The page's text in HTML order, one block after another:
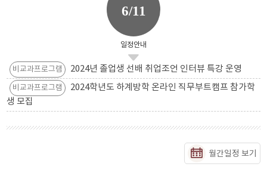
6/11
일정안내
비교과프로그램 2024년 졸업생 선배 취업조언 인터뷰 특강 운영
비교과프로그램
2024학년도 하계방학 온라인 직무부트캠프 참가학
생 모집
월간일정 보기